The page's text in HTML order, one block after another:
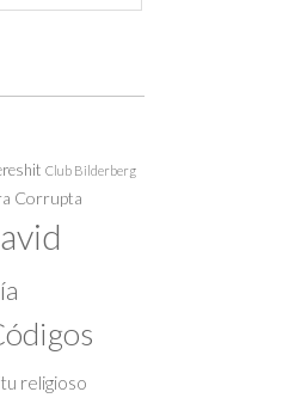
Club Bilderberg
Corrupta
religioso